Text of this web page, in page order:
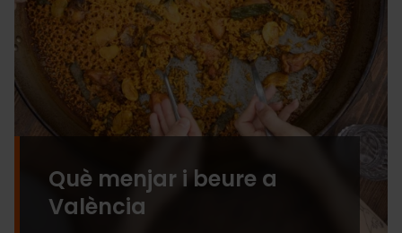
Què menjar i beure a
València